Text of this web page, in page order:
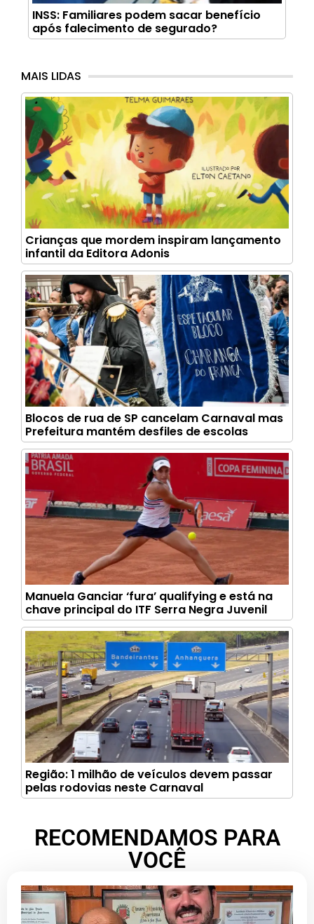
INSS: Familiares podem sacar benefício
após falecimento de segurado?
MAIS LIDAS
Crianças que mordem inspiram lançamento
infantil da Editora Adonis
Blocos de rua de SP cancelam Carnaval mas
Prefeitura mantém desfiles de escolas
Manuela Ganciar ‘fura’ qualifying e está na
chave principal do ITF Serra Negra Juvenil
Região: 1 milhão de veículos devem passar
pelas rodovias neste Carnaval
RECOMENDAMOS PARA
VOCÊ